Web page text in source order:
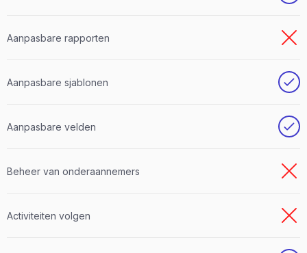
Aanpasbare rapporten
Aanpasbare sjablonen
Aanpasbare velden
Beheer van onderaannemers
Activiteiten volgen